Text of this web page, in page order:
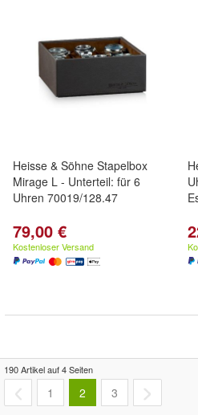
Heisse & Söhne Stapelbox
Mirage L - Unterteil: für 6
Uhren 70019/128.47
79,00 €
Kostenloser Versand
190 Artikel auf 4 Seiten
1 2 3